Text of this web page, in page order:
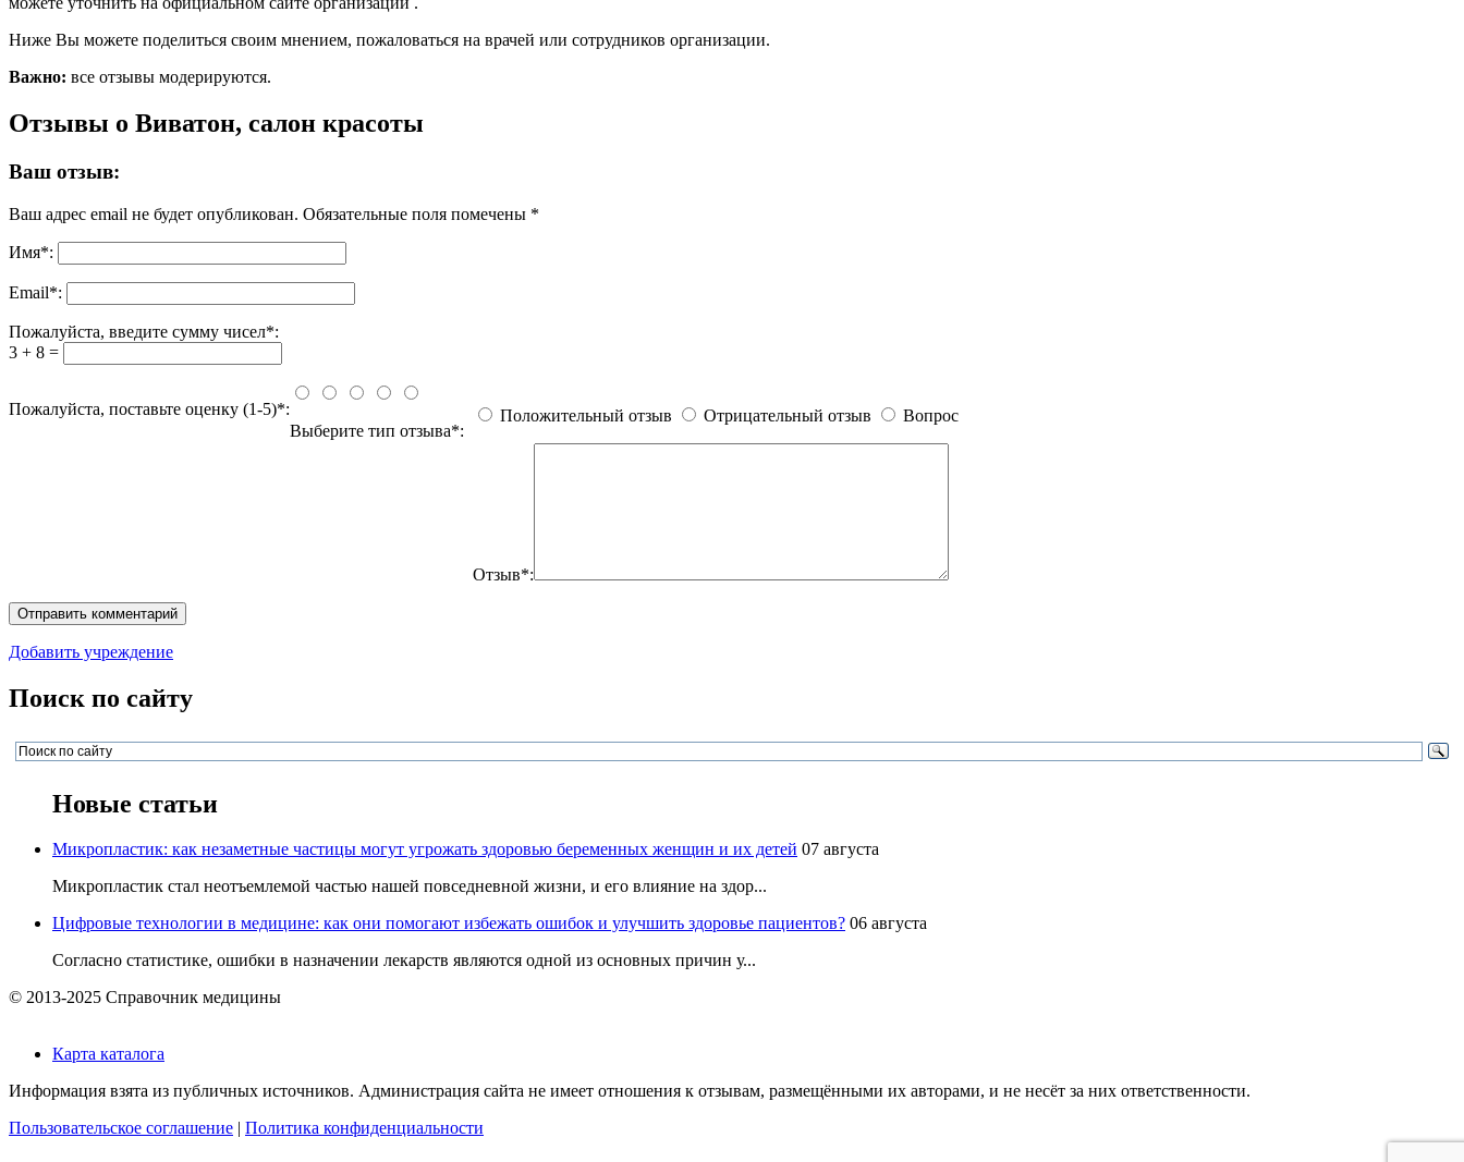
Ниже Вы можете поделиться своим мнением, пожаловаться на врачей или сотрудников организации.
Важно: все отзывы модерируются.
Отзывы о Виватон, салон красоты
Ваш отзыв:
Ваш адрес email не будет опубликован. Обязательные поля помечены *
Имя*:
Email*:
Пожалуйста, введите сумму чисел*:
3 + 8 =
Пожалуйста, поставьте оценку (1-5)*:
Выберите тип отзыва*:
Положительный отзыв Отрицательный отзыв Вопрос
Отзыв*:
Добавить учреждение
Поиск по сайту
Новые статьи
Микропластик: как незаметные частицы могут угрожать здоровью беременных женщин и их детей 07 августа
Микропластик стал неотъемлемой частью нашей повседневной жизни, и его влияние на здор...
Цифровые технологии в медицине: как они помогают избежать ошибок и улучшить здоровье пациентов? 06 августа
Согласно статистике, ошибки в назначении лекарств являются одной из основных причин у...
© 2013-2025 Справочник медицины
Карта каталога
Информация взята из публичных источников. Администрация сайта не имеет отношения к отзывам, размещёнными их авторами, и не несёт за них ответственности.
Пользовательское соглашение
Политика конфиденциальности